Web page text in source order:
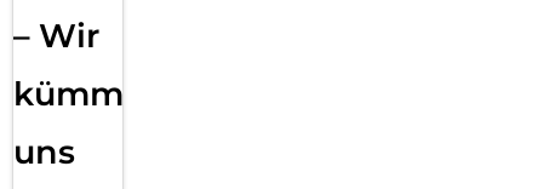
– Wir
kümmern
uns